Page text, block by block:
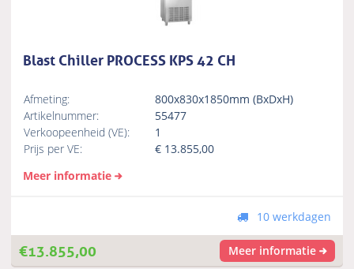
Blast Chiller PROCESS KPS 42 CH
Afmeting:
800x830x1850mm (BxDxH)
Artikelnummer:
55477
Verkoopeenheid (VE):
1
Prijs per VE:
€ 13.855,00
Meer informatie
10 werkdagen
€13.855,00 Meer informatie